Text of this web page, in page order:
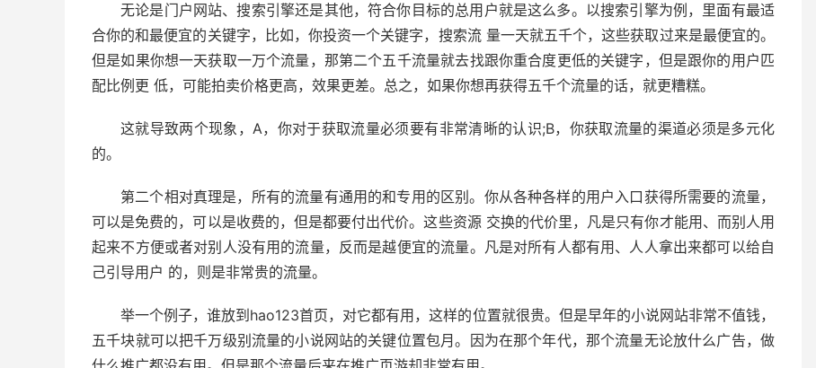
无论是门户网站、搜索引擎还是其他，符合你目标的总用户就是这么多。以搜索引擎为例，里面有最适
合你的和最便宜的关键字，比如，你投资一个关键字，搜索流 量一天就五千个，这些获取过来是最便宜的。
但是如果你想一天获取一万个流量，那第二个五千流量就去找跟你重合度更低的关键字，但是跟你的用户匹
配比例更 低，可能拍卖价格更高，效果更差。总之，如果你想再获得五千个流量的话，就更糟糕。
这就导致两个现象，A，你对于获取流量必须要有非常清晰的认识;B，你获取流量的渠道必须是多元化
的。
第二个相对真理是，所有的流量有通用的和专用的区别。你从各种各样的用户入口获得所需要的流量，
可以是免费的，可以是收费的，但是都要付出代价。这些资源 交换的代价里，凡是只有你才能用、而别人用
起来不方便或者对别人没有用的流量，反而是越便宜的流量。凡是对所有人都有用、人人拿出来都可以给自
己引导用户 的，则是非常贵的流量。
举一个例子，谁放到hao123首页，对它都有用，这样的位置就很贵。但是早年的小说网站非常不值钱，
五千块就可以把千万级别流量的小说网站的关键位置包月。因为在那个年代，那个流量无论放什么广告，做